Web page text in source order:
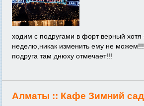
ходим с подругами в форт верный хотя
неделю,никак изменить ему не
подруга там днюху отмечает!!!
Алматы :: Кафе Зимний сад